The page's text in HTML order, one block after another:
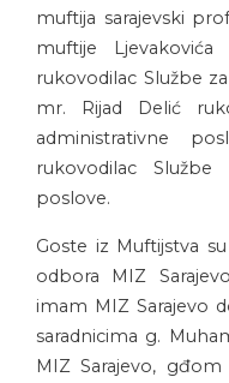
muftija sarajevski
muftije
rukovodilac Službe
mr. Rijad Delić
administrativne
rukovodilac
poslove.
Goste iz Muftijstva
odbora MIZ
imam MIZ Sarajevo
saradnicima g.
MIZ Sarajevo,